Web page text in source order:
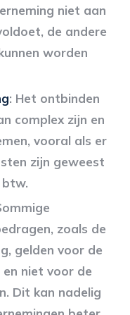
niet aan
de andere
worden
: Het ontbinden
complex zijn en
vooral als er
zijn geweest
zoals de
gelden voor de
en niet voor de
Dit kan nadelig